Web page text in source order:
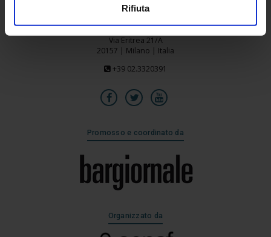
Rifiuta
Via Eritrea 21/A
20157 | Milano | Italia
+39 02.3320391
Promosso e coordinato da
Organizzato da